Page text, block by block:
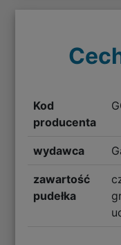
Kod
producenta
wydawca
zawartość
pudełka